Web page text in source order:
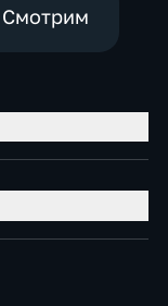
Смотрим